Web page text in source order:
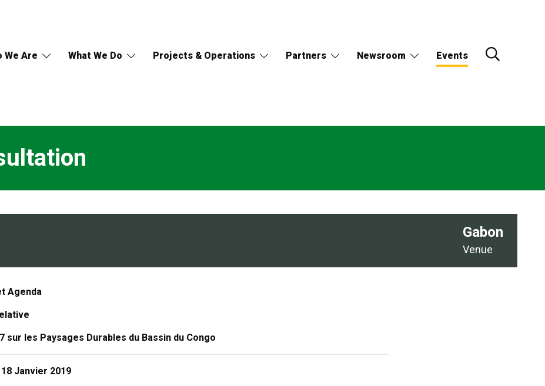
We Are What We Do Projects & Operations Partners Newsroom Events
Venue
Gabon
Agenda
sur les Paysages Durables du Bassin du Congo
Janvier 2019